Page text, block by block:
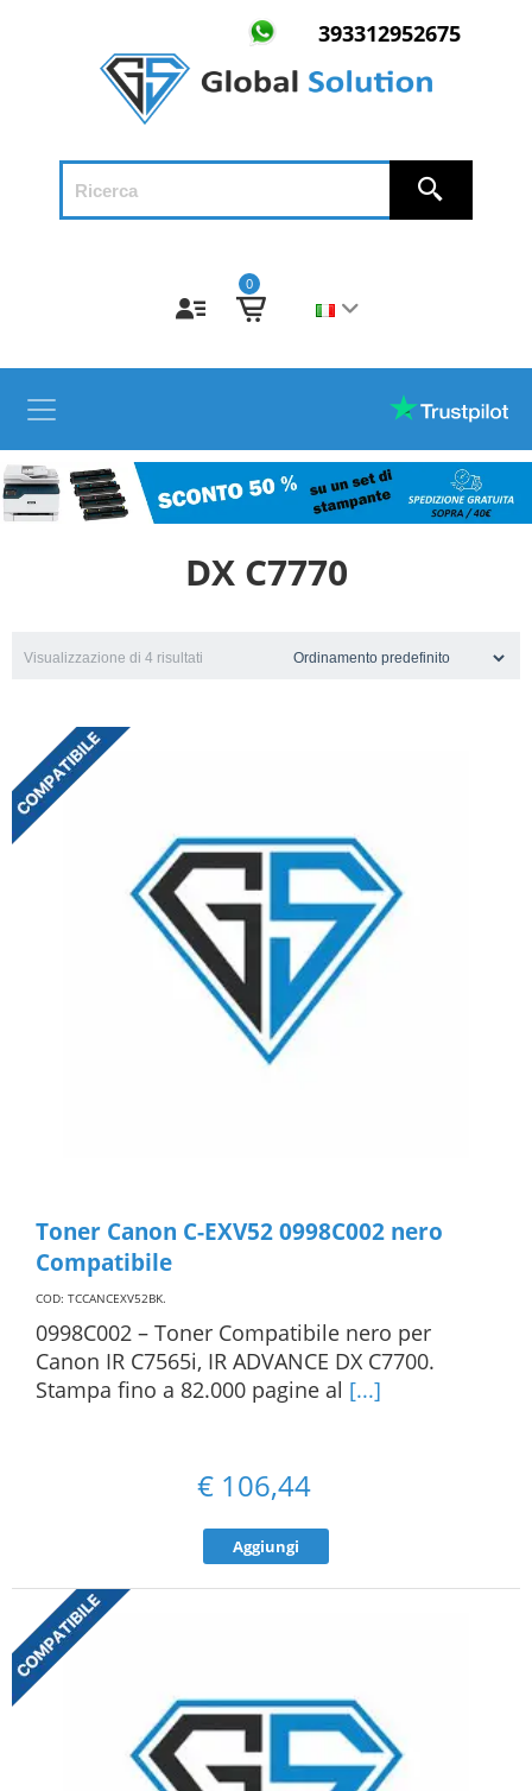
393312952675
0
DX C7770
Visualizzazione di 4 risultati
Toner Canon C-EXV52 0998C002 nero
Compatibile
COD: TCCANCEXV52BK.
0998C002 – Toner Compatibile nero per
Canon IR C7565i, IR ADVANCE DX C7700.
Stampa fino a 82.000 pagine al [...]
€ 106,44
Aggiungi